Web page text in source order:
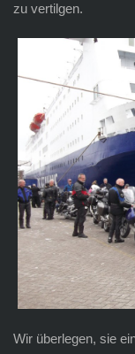
zu vertilgen.
Wir überlegen, sie